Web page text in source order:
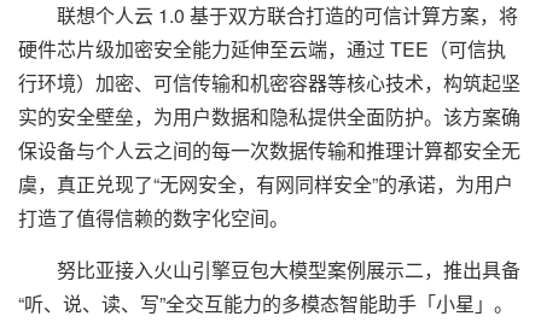
联想个人云 1.0 基于双方联合打造的可信计算方案，将
硬件芯片级加密安全能力延伸至云端，通过 TEE（可信执
行环境）加密、可信传输和机密容器等核心技术，构筑起坚
实的安全壁垒，为用户数据和隐私提供全面防护。该方案确
保设备与个人云之间的每一次数据传输和推理计算都安全无
虞，真正兑现了“无网安全，有网同样安全”的承诺，为用户
打造了值得信赖的数字化空间。
努比亚接入火山引擎豆包大模型案例展示二，推出具备
“听、说、读、写”全交互能力的多模态智能助手「小星」。